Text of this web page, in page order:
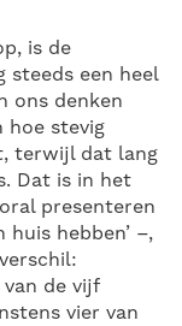
is de
steeds een heel
ons denken
hoe stevig
terwijl dat lang
Dat is in het
presenteren
hebben’ –,
de vijf
vier van